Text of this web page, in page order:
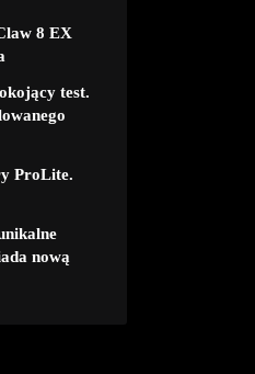
8 EX
test.
ProLite.
nową